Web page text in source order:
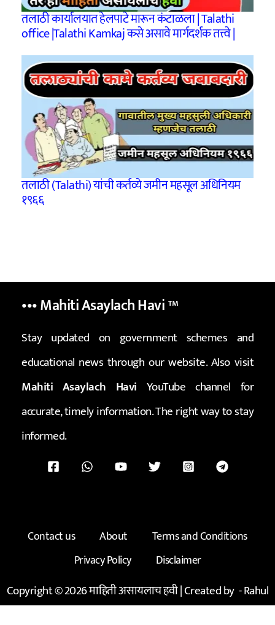
तलाठी कार्यालयात हेलपाटे मारून कंटाळला | Talathi
office |Talathi Kamkaj कसे असावे मार्गदर्शक तत्त्वे |
तलाठी (Talathi) यांची कर्तव्ये जमीन महसूल अधिनियम
१९६६
••• Mahiti Asaylach Havi™
Stay updated on government schemes and
educational news through our website. Also visit
Mahiti Asaylach Havi YouTube channel for
accurate, timely information. The right way to stay
informed.
Contact us About
Terms and Conditions
Privacy Policy
Disclaimer
Copyright © 2026 माहिती असायलाच हवी | Created by -Rahul